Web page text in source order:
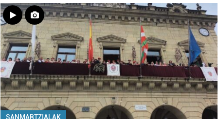
SANMARTZIALAK